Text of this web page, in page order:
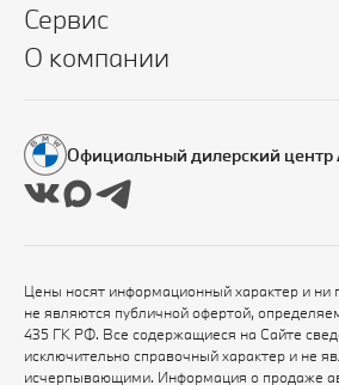
Сервис
О компании
Официальный дилерский центр
Цены носят информационный характер и ни
не являются публичной офертой,
435 ГК РФ. Все содержащиеся на Сайте
исключительно справочный характер и не
исчерпывающими. Информация о продаже